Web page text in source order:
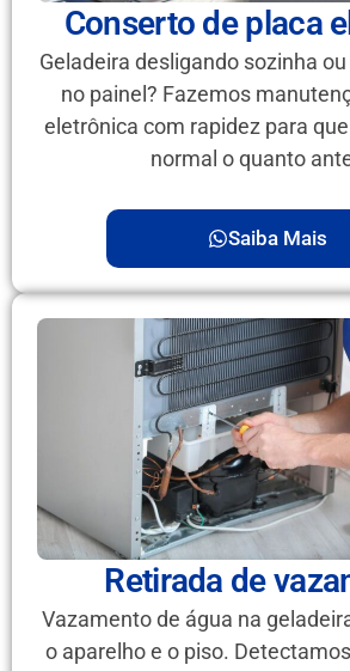
Conserto de placa
Geladeira desligando sozinha
no painel? Fazemos
eletrônica com rapidez para
normal o quanto
Saiba Mais
Retirada de
Vazamento de água na
o aparelho e o piso.